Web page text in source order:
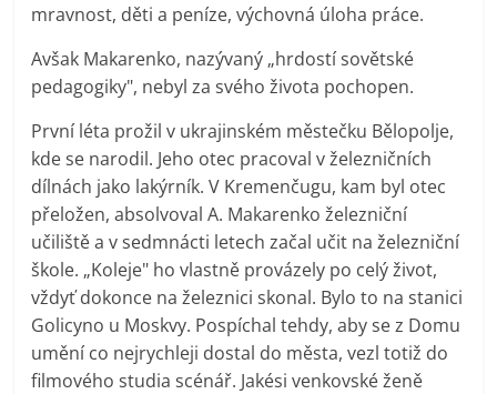
mravnost, děti a peníze, výchovná úloha práce.
Avšak Makarenko, nazývaný „hrdostí sovětské
pedagogiky", nebyl za svého života pochopen.
První léta prožil v ukrajinském městečku Bělopolje,
kde se narodil. Jeho otec pracoval v železničních
dílnách jako lakýrník. V Kremenčugu, kam byl otec
přeložen, absolvoval A. Makarenko železniční
učiliště a v sedmnácti letech začal učit na železniční
škole. „Koleje" ho vlastně provázely po celý život,
vždyť dokonce na železnici skonal. Bylo to na stanici
Golicyno u Moskvy. Pospíchal tehdy, aby se z Domu
umění co nejrychleji dostal do města, vezl totiž do
filmového studia scénář. Jakési venkovské ženě